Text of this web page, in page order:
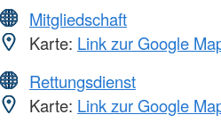
Mitgliedschaft
Karte: Link zur Google
Rettungsdienst
Karte: Link zur Google